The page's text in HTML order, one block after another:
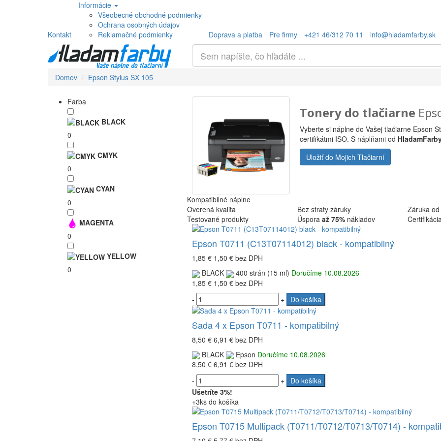
Kontakt
Informácie
Všeobecné obchodné podmienky
Ochrana osobných údajov
Reklamačné podmienky
Doprava a platba Pre firmy +421 46/312 70 11 info@hladamfarby.sk
Domov Epson Stylus SX 105
Farba
BLACK
0
CMYK
0
CYAN
0
MAGENTA
0
YELLOW
0
Tonery do tlačiarne
Vyberte si náplne do Vašej tlačiarne Epson
certifikátmi ISO. S náplňami od
Uložiť do Mojich Tlačiarní
Kompatibilné náplne
Overená kvalita
Testované produkty
Bez straty záruky
Úspora až 75%nákladov
Záruka
Epson T0711 (C13T07114012) black - kompatibilný
1,85 € 1,50 €bez DPH
BLACK
400 strán (15 ml) Doručíme 10.08.2026
1,85 € 1,50 €bez DPH
-
+ Do košíka
Sada 4 x Epson T0711 - kompatibilný
8,50 € 6,91 €bez DPH
BLACK
Epson Doručíme 10.08.2026
8,50 € 6,91 €bez DPH
-
+
Do košíka
Ušetríte 3%!
+3ks do košíka
Epson T0715 Multipack (T0711/T0712/T0713/T0714) -